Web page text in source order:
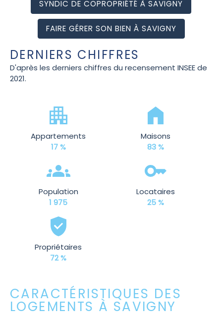
SYNDIC DE COPROPRIÉTÉ À SAVIGNY
FAIRE GÉRER SON BIEN À SAVIGNY
DERNIERS CHIFFRES
D'après les derniers chiffres du recensement INSEE de
2021.
Appartements
17 %
Maisons
83 %
Population
1 975
Locataires
25 %
Propriétaires
72 %
CARACTÉRISTIQUES DES
LOGEMENTS À SAVIGNY